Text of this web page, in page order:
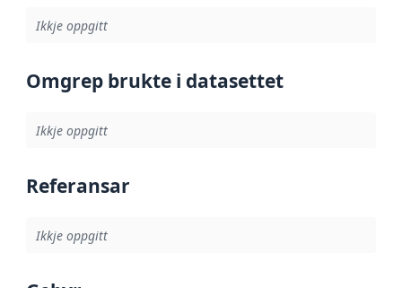
Ikkje oppgitt
Omgrep brukte i datasettet
Ikkje oppgitt
Referansar
Ikkje oppgitt